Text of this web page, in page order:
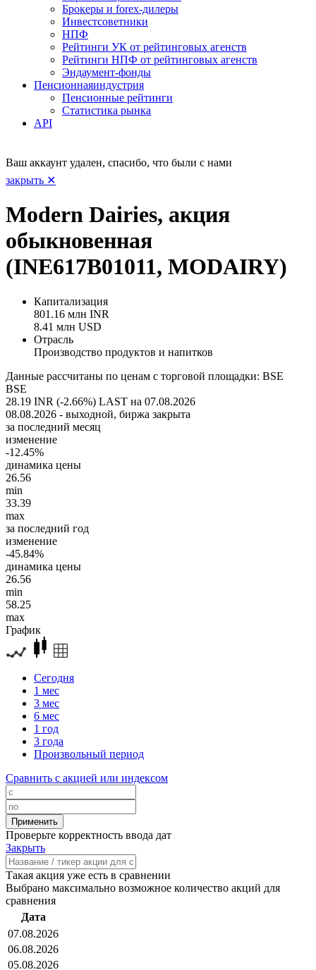
Брокеры и forex-дилеры
Инвестсоветники
НПФ
Рейтинги УК от рейтинговых агенств
Рейтинги НПФ от рейтинговых агенств
Эндаумент-фонды
Пенсионнаяиндустрия
Пенсионные рейтинги
Статистика рынка
API
Ваш аккаунт удален, спасибо, что были с нами
закрыть ✕
Modern Dairies, акция
обыкновенная
(INE617B01011, MODAIRY)
Капитализация
801.16 млн INR
8.41 млн USD
Отрасль
Производство продуктов и напитков
Данные рассчитаны по ценам с торговой площадки: BSE
BSE
28.19 INR (-2.66%) LAST на 07.08.2026
08.08.2026 - выходной, биржа закрыта
за последний месяц
изменение
-12.45%
динамика цены
26.56
min
33.39
max
за последний год
изменение
-45.84%
динамика цены
26.56
min
58.25
max
График
Сегодня
1 мес
3 мес
6 мес
1 год
3 года
Произвольный период
Сравнить с акцией или индексом
Проверьте корректность ввода дат
Закрыть
Такая акция уже есть в сравнении
Выбрано максимально возможное количество акций для
сравнения
Дата
07.08.2026
06.08.2026
05.08.2026